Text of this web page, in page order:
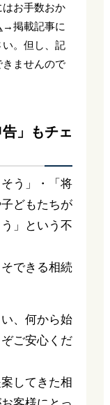
はお手数おか
→掲載記事に
。但し、記
ませんので
告」もチェ
う」・「将
どもたちが
」という不
できる相続
、何から始
ご安心くだ
してきた相